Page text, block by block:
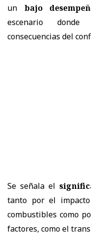
un bajo
escenario
consecuencias del
Se señala el
tanto por el
combustibles como
factores, como el